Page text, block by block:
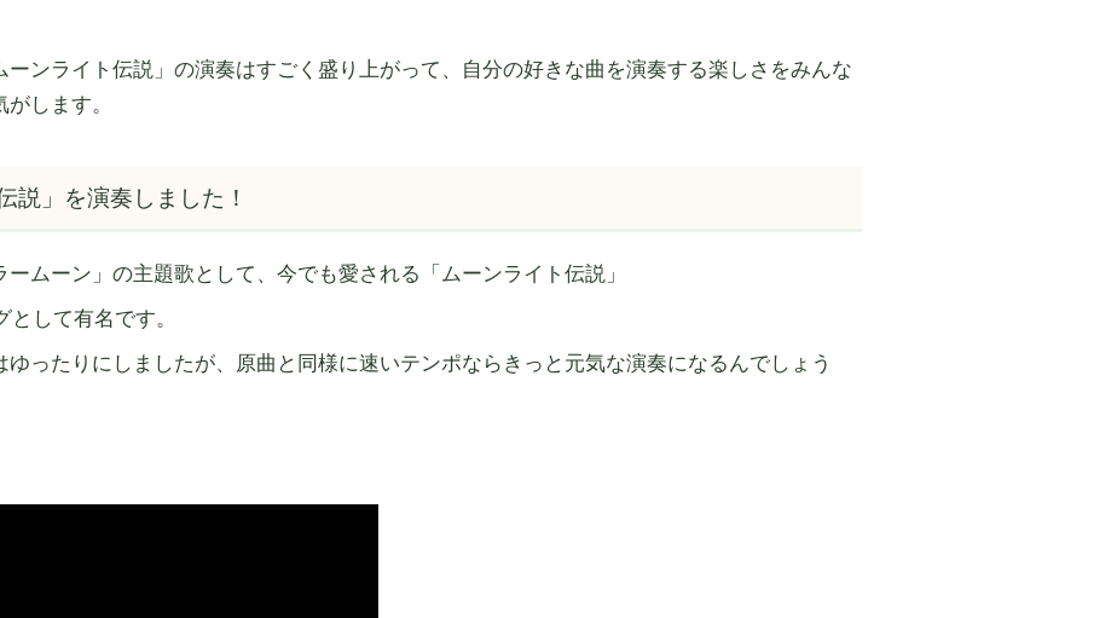
ンライト伝説」の演奏はすごく盛り上がって、自分の好きな曲を演奏する楽しさをみんな
します。
説」を演奏しました！
ムーン」の主題歌として、今でも愛される「ムーンライト伝説」
して有名です。
ったりにしましたが、原曲と同様に速いテンポならきっと元気な演奏になるんでしょう